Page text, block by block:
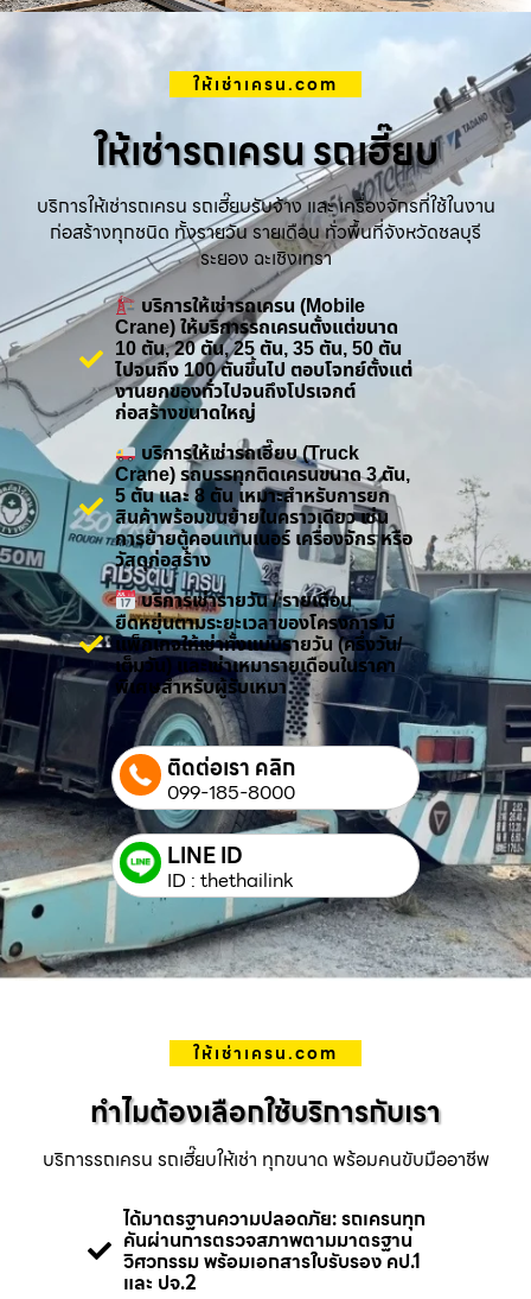
ให้เช่าเครน.com
ให้เช่ารถเครน รถเฮี๊ยบ
บริการให้เช่ารถเครน รถเฮี๊ยบรับจ้าง และ เครื่องจักรที่ใช้ในงาน
ก่อสร้างทุกชนิด ทั้งรายวัน รายเดือน ทั่วพื้นที่จังหวัดชลบุรี
ระยอง ฉะเชิงเทรา
บริการให้เช่ารถเครน (Mobile
Crane) ให้บริการรถเครนตั้งแต่ขนาด
10 ตัน, 20 ตัน, 25 ตัน, 35 ตัน, 50 ตัน
ไปจนถึง 100 ตันขึ้นไป ตอบโจทย์ตั้งแต่
งานยกของทั่วไปจนถึงโปรเจกต์
ก่อสร้างขนาดใหญ่
บริการให้เช่ารถเฮี๊ยบ (Truck
Crane) รถบรรทุกติดเครนขนาด 3 ตัน,
5 ตัน และ 8 ตัน เหมาะสำหรับการยก
สินค้าพร้อมขนย้ายในคราวเดียว เช่น
การย้ายตู้คอนเทนเนอร์ เครื่องจักร หรือ
วัสดุก่อสร้าง
บริการเช่ารายวัน / รายเดือน
ยืดหยุ่นตามระยะเวลาของโครงการ มี
แพ็กเกจให้เช่าทั้งแบบรายวัน (ครึ่งวัน/
เต็มวัน) และเช่าเหมารายเดือนในราคา
พิเศษสำหรับผู้รับเหมา
ติดต่อเรา คลิก
099-185-8000
LINE ID
ID : thethailink
ให้เช่าเครน.com
ทำไมต้องเลือกใช้บริการกับเรา
บริการรถเครน รถเฮี๊ยบให้เช่า ทุกขนาด พร้อมคนขับมืออาชีพ
ได้มาตรฐานความปลอดภัย: รถเครนทุก
คันผ่านการตรวจสภาพตามมาตรฐาน
วิศวกรรม พร้อมเอกสารใบรับรอง คป.1
และ ปจ.2